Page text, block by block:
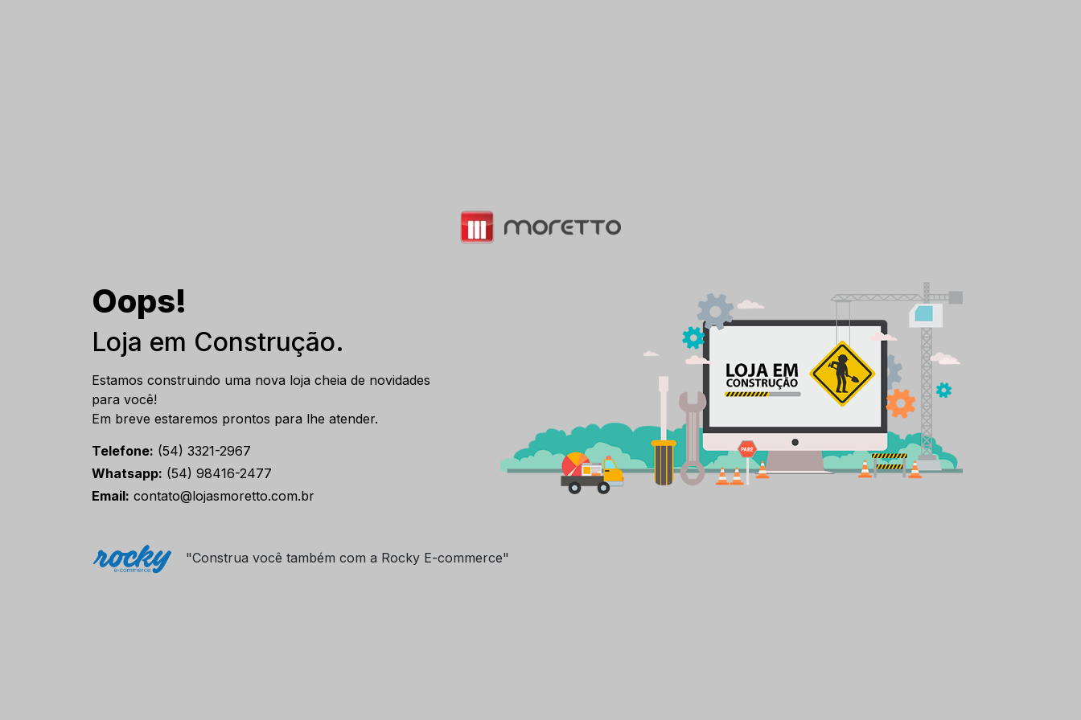
Oops!
Loja em Construção.
Estamos construindo uma nova loja cheia de novidades
para você!
Em breve estaremos prontos para lhe atender.
Telefone: (54) 3321-2967
Whatsapp: (54) 98416-2477
Email: contato@lojasmoretto.com.br
"Construa você também com a Rocky E-commerce"